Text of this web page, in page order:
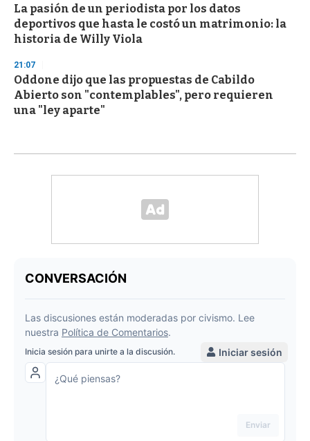
La pasión de un periodista por los datos
deportivos que hasta le costó un matrimonio: la
historia de Willy Viola
21:07
Oddone dijo que las propuestas de Cabildo
Abierto son "contemplables", pero requieren
una "ley aparte"